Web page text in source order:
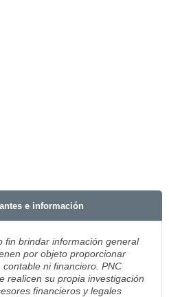
e información
fin brindar información general
por objeto proporcionar
ni financiero. PNC
realicen su propia investigación
financieros y legales